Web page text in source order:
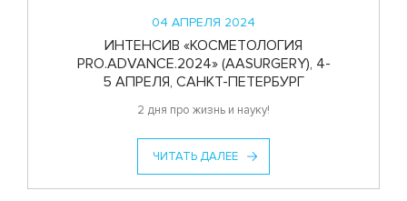
04 АПРЕЛЯ 2024
ИНТЕНСИВ «КОСМЕТОЛОГИЯ
PRO.ADVANCE.2024» (AASURGERY), 4-
5 АПРЕЛЯ, САНКТ-ПЕТЕРБУРГ
2 дня про жизнь и науку!
ЧИТАТЬ ДАЛЕЕ